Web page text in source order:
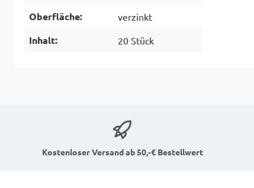
Oberfläche: verzinkt
Inhalt: 20 Stück
Kostenloser Versand ab 50,-€ Bestellwert